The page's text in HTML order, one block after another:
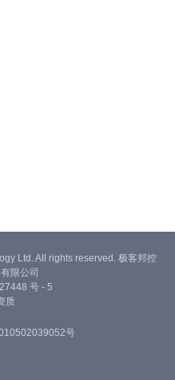
Ltd. All rights reserved. 极客邦控
限公司
号 - 5
质
号